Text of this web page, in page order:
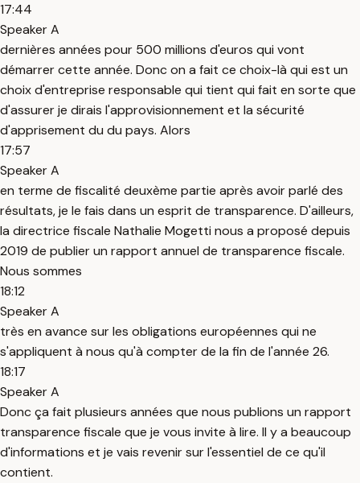
17:44
Speaker A
dernières années pour 500 millions d'euros qui vont
démarrer cette année. Donc on a fait ce choix-là qui est un
choix d'entreprise responsable qui tient qui fait en sorte que
d'assurer je dirais l'approvisionnement et la sécurité
d'apprisement du du pays. Alors
17:57
Speaker A
en terme de fiscalité deuxème partie après avoir parlé des
résultats, je le fais dans un esprit de transparence. D'ailleurs,
la directrice fiscale Nathalie Mogetti nous a proposé depuis
2019 de publier un rapport annuel de transparence fiscale.
Nous sommes
18:12
Speaker A
très en avance sur les obligations européennes qui ne
s'appliquent à nous qu'à compter de la fin de l'année 26.
18:17
Speaker A
Donc ça fait plusieurs années que nous publions un rapport
transparence fiscale que je vous invite à lire. Il y a beaucoup
d'informations et je vais revenir sur l'essentiel de ce qu'il
contient.